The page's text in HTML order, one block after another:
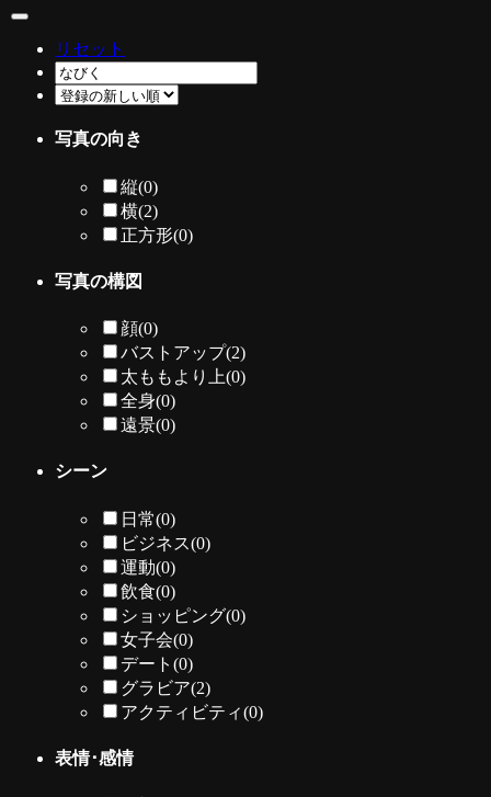
リセット
写真の向き
縦(0)
横(2)
正方形(0)
写真の構図
顔(0)
バストアップ(2)
太ももより上(0)
全身(0)
遠景(0)
シーン
日常(0)
ビジネス(0)
運動(0)
飲食(0)
ショッピング(0)
女子会(0)
デート(0)
グラビア(2)
アクティビティ(0)
表情･感情